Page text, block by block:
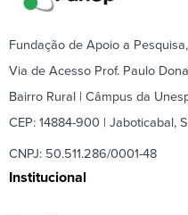
Fundação de Apoio a
Via de Acesso Prof. Paulo
Bairro Rural | Câmpus da
CEP: 14884-900 | Jaboticabal,
CNPJ: 50.511.286/0001-48
Institucional